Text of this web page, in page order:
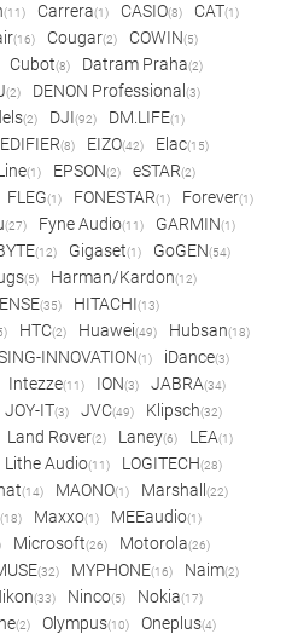
(11) Carrera(1) CASIO(8) CAT(1)
(16) Cougar(2) COWIN(5)
Cubot(8) Datram Praha(2)
(2) DENON Professional (3)
(2) DJI(92) DM.LIFE(1)
EDIFIER(8) EIZO(42) Elac(15)
(1) EPSON(2) eSTAR(2)
FLEG(1) FONESTAR(1) Forever(1)
(27) Fyne Audio(11) GARMIN(1)
(12) Gigaset(1) GoGEN(54)
(5) Harman/Kardon(12)
(35) HITACHI(13)
HTC(2) Huawei(49) Hubsan(18)
INNOVATION(1) iDance(3)
Intezze(11) ION(3) JABRA(34)
JOY-IT(3) JVC(49) Klipsch(32)
Land Rover(2) Laney(6) LEA(1)
Lithe Audio(11) LOGITECH(28)
(14) MAONO(1) Marshall (22)
(18) Maxxo(1) MEEaudio(1)
Microsoft(26) Motorola(26)
(32) MYPHONE(16) Naim(2)
(33) Ninco(5) Nokia(17)
(2) Olympus(10) Oneplus(4)